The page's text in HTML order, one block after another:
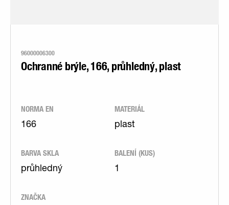
96000006300
Ochranné brýle, 166, průhledný, plast
NORMA EN
166
MATERIÁL
plast
BARVA SKLA
průhledný
BALENÍ (KUS)
1
ZNAČKA